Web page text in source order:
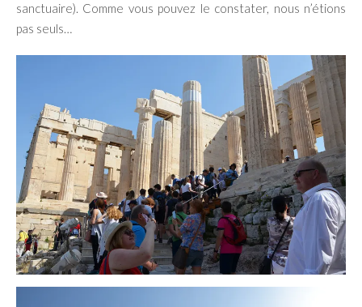
sanctuaire). Comme vous pouvez le constater, nous n’étions
pas seuls…